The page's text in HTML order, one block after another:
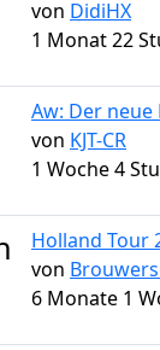
von DidiHX
1 Monat 22
Aw: Der neue
von KJT-CR
1 Woche 4
Holland Tour
von
6 Monate 1